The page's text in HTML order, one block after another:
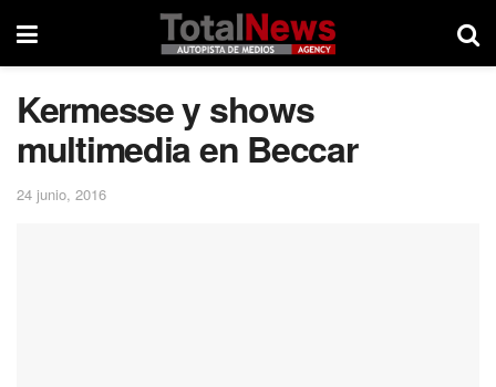
Kermesse y shows
multimedia en Beccar
24 junio, 2016